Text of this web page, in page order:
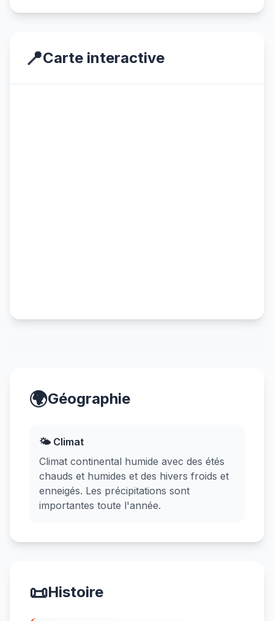
📍Carte interactive
🌍Géographie
🌤️ Climat
Climat continental humide avec des étés
chauds et humides et des hivers froids et
enneigés. Les précipitations sont
importantes toute l'année.
📜Histoire